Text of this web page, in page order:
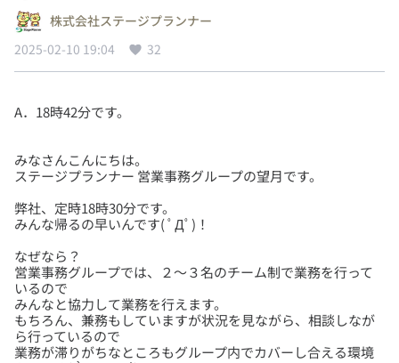
株式会社ステージプランナー
2025-02-10 19:04
32
みなさんこんにちは。
弊社、定時18時30分です。
なぜなら？
営業事務グループでは、２～３名のチーム制で業務を行って
いるので
みんなと協力して業務を行えます。
もちろん、兼務もしていますが状況を見ながら、相談しなが
ら行っているので
業務が滞りがちなところもグループ内でカバーし合える環境